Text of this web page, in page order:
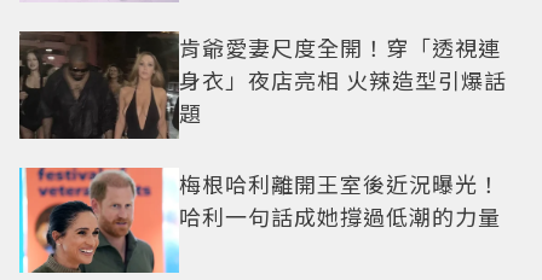
肯爺愛妻尺度全開！穿「透視連
身衣」夜店亮相 火辣造型引爆話
題
梅根哈利離開王室後近況曝光！
哈利一句話成她撐過低潮的力量